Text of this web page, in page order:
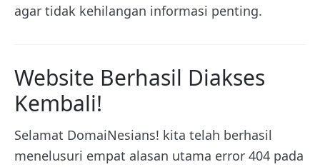
agar tidak kehilangan informasi penting.
Website Berhasil Diakses
Kembali!
Selamat DomaiNesians! kita telah berhasil
menelusuri empat alasan utama error 404 pada